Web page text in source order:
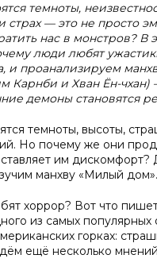
темноты,
страх — это не просто
нас в монстров? В
люди любят
и проанализируем
Карнби и Хван Ён-
демоны становятся
темноты, высоты,
Но почему же они
им дискомфорт?
манхву «Милый дом».
хоррор? Вот что
из самых популярных
горках:
ещё несколько